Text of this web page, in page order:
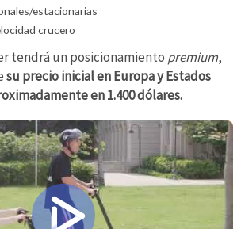
estacionarias
crucero
tendrá un posicionamiento premium,
su precio inicial en Europa y Estados
en 1.400 dólares.